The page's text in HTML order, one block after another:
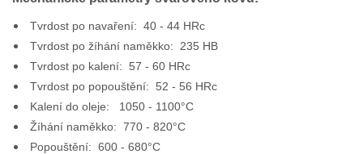
Tvrdost po navaření: 40 - 44 HRc
Tvrdost po žíhání naměkko: 235 HB
Tvrdost po kalení: 57 - 60 HRc
Tvrdost po popouštění: 52 - 56 HRc
Kalení do oleje: 1050 - 1100°C
Žíhání naměkko: 770 - 820°C
Popouštění: 600 - 680°C